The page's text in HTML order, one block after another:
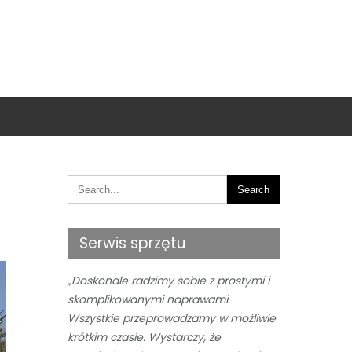
Serwis sprzętu
„Doskonale radzimy sobie z prostymi i
skomplikowanymi naprawami.
Wszystkie przeprowadzamy w możliwie
krótkim czasie. Wystarczy, że